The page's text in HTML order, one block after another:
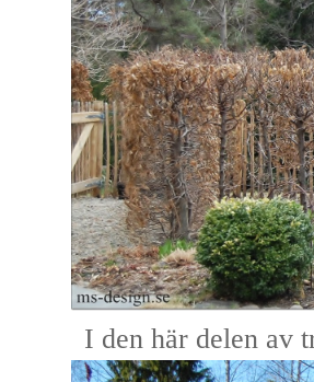
I den här delen av